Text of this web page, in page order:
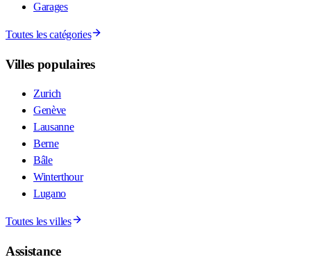
Garages
Toutes les catégories
Villes populaires
Zurich
Genève
Lausanne
Berne
Bâle
Winterthour
Lugano
Toutes les villes
Assistance